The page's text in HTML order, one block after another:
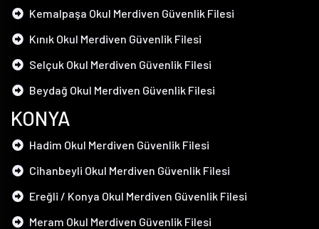
Kemalpaşa Okul Merdiven Güvenlik Filesi
Kınık Okul Merdiven Güvenlik Filesi
Selçuk Okul Merdiven Güvenlik Filesi
Beydağ Okul Merdiven Güvenlik Filesi
KONYA
Hadim Okul Merdiven Güvenlik Filesi
Cihanbeyli Okul Merdiven Güvenlik Filesi
Ereğli / Konya Okul Merdiven Güvenlik Filesi
Meram Okul Merdiven Güvenlik Filesi